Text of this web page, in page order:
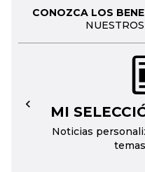
CONOZCA LOS
MI
Noticias
←